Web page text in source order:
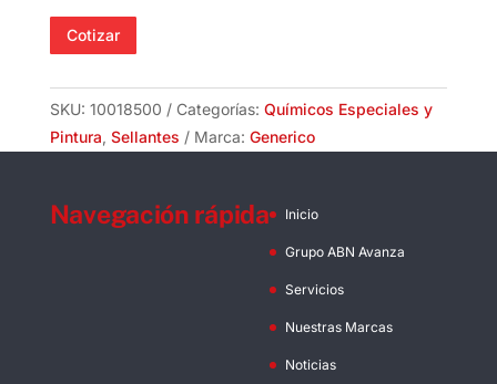
(Se
Vende
Múltiplos
de
cantidad
Cotizar
SKU: 10018500 Categorías: Químicos Especiales y
Pintura, Sellantes Marca: Generico
Navegación rápida Inicio
Grupo ABN Avanza
Servicios
Nuestras Marcas
Noticias